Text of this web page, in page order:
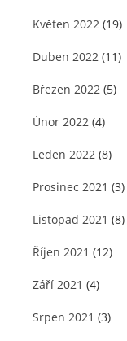
Květen 2022 (19)
Duben 2022 (11)
Březen 2022 (5)
Únor 2022 (4)
Leden 2022 (8)
Prosinec 2021 (3)
Listopad 2021 (8)
Říjen 2021 (12)
Září 2021 (4)
Srpen 2021 (3)